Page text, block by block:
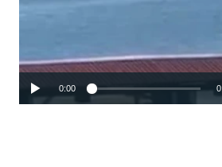
0:00